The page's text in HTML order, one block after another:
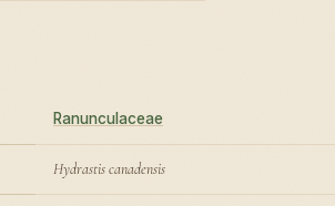
Ranunculaceae
Hydrastis canadensis